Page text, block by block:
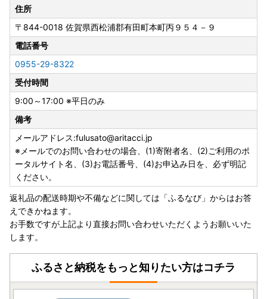
また、すでに特例申請の手続を完了された方でも、氏名・住
所を変更された場合は「寄附金控除に係る申告特例申請事項
変更届出」（変更届）の提出が必要です。
令和７年分の特例申請書及び変更届の提出期限は、令和８年
１月１０日（必着）です。この日を過ぎると確定申告をして
いただく必要がございますのでご注意ください。
特例申請書の提出先
〒８４９－４１９２
佐賀県西松浦郡有田町立部乙２２０２番地
有田町役場 総務課 ふるさと納税担当
※申請書の提出先誤りが多くなっています。提出先を間違わ
れた場合は、提出期限までに申請書が到着しないことがあり
ますので寄附先を今一度ご確認いただき郵送してください。
有田町ホームページ ＞ 町政 ＞ まちの魅力 ＞ ふるさと納税
＞ ふるさと納税ワンストップ特例制度について
又は
有田町のホームページ ワンストップ特例申請ダウンロード
【ワンストップ申請をオンラインで！】
当自治体はオンラインワンストップ申請に対応しておりま
住所
〒844-0018 佐賀県西松浦郡有田町本町丙９５４－９
電話番号
0955-29-8322
受付時間
9:00～17:00 ※平日のみ
備考
メールアドレス:fulusato@aritacci.jp
※メールでのお問い合わせの場合、(1)寄附者名、(2)ご利用のポ
ータルサイト名、(3)お電話番号、(4)お申込み日を、必ず明記
ください。
返礼品の配送時期や不備などに関しては「ふるなび」からはお答
えできかねます。
お手数ですが上記より直接お問い合わせいただくようお願いいた
します。
ふるさと納税をもっと知りたい方はコチラ